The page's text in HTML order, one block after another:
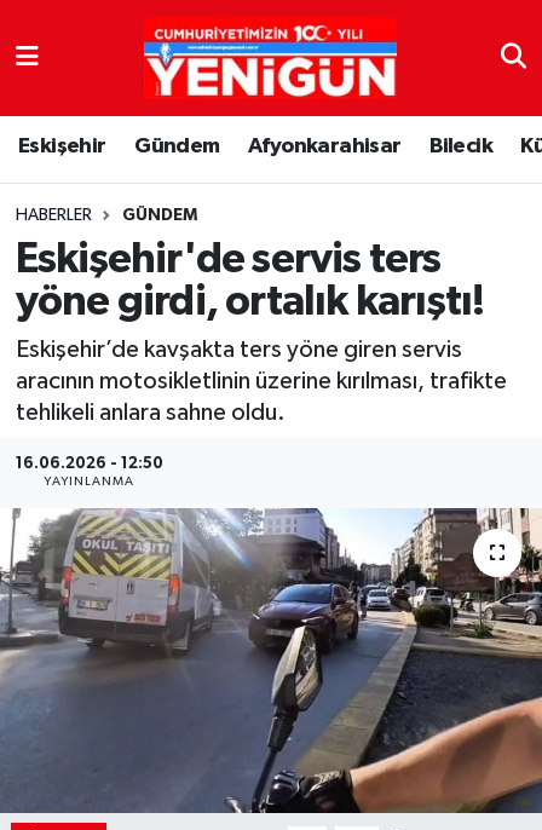
Eskişehir Gündem Afyonkarahisar Bilecik
HABERLER GÜNDEM
Eskişehir'de servis ters
yöne girdi, ortalık karıştı!
Eskişehir’de kavşakta ters yöne giren servis
aracının motosikletlinin üzerine kırılması, trafikte
tehlikeli anlara sahne oldu.
16.06.2026 - 12:50
YAYINLANMA
Nöbetçi Eczaneler
Hava Durumu
Trafik Durumu
Süper Lig Puan Durumu ve Fikstür
Tüm Manşetler
Son Dakika Haberleri
Haber Arşivi